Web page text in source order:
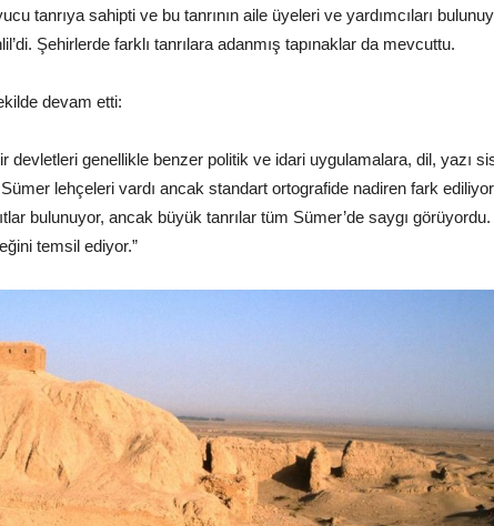
tanrıya sahipti ve bu tanrının aile üyeleri ve yardımcıları
Şehirlerde farklı tanrılara adanmış tapınaklar da mevcuttu.
devam etti:
devletleri genellikle benzer politik ve idari uygulamalara, dil, yazı
lehçeleri vardı ancak standart ortografide nadiren fark
bulunuyor, ancak büyük tanrılar tüm Sümer’de saygı
temsil ediyor.”